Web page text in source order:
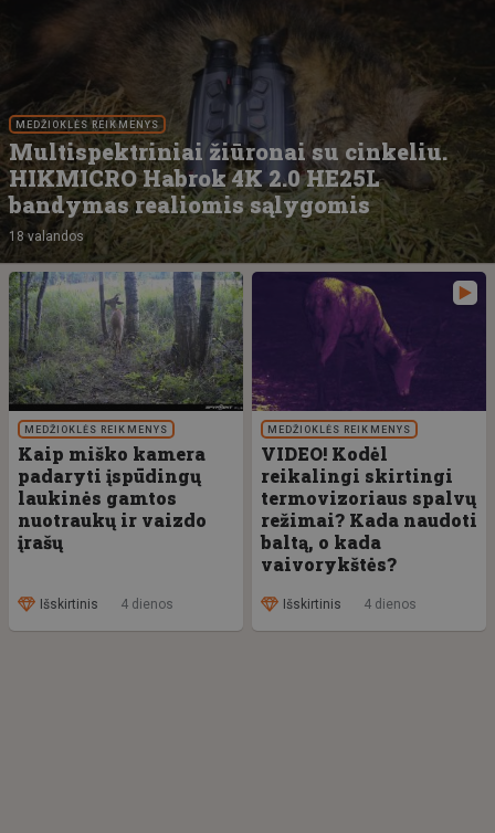
MEDŽIOKLĖS REIKMENYS
Multispektriniai žiūronai su cinkeliu.
HIKMICRO Habrok 4K 2.0 HE25L
bandymas realiomis sąlygomis
18 valandos
MEDŽIOKLĖS REIKMENYS
Kaip miško kamera
padaryti įspūdingų
laukinės gamtos
nuotraukų ir vaizdo
įrašų
Išskirtinis 4 dienos
MEDŽIOKLĖS REIKMENYS
VIDEO! Kodėl
reikalingi skirtingi
termovizoriaus spalvų
režimai? Kada naudoti
baltą, o kada
vaivorykštės?
Išskirtinis 4 dienos